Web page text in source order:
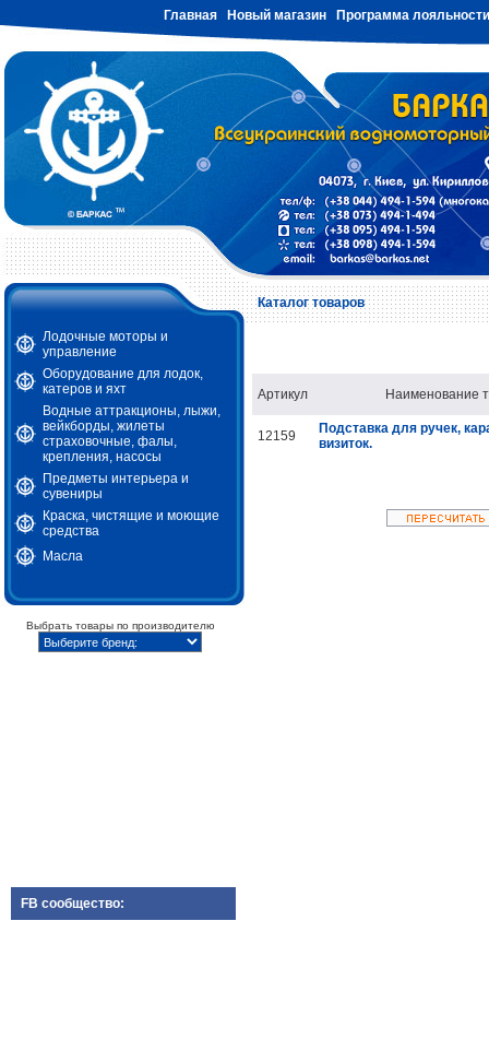
Главная Новый магазин Программа лояльности
Каталог товаров
Лодочные моторы и
управление
Оборудование для лодок,
катеров и яхт
Водные аттракционы, лыжи,
вейкборды, жилеты
страховочные, фалы,
крепления, насосы
Предметы интерьера и
сувениры
Краска, чистящие и моющие
средства
Масла
Выбрать товары по производителю
FB сообщество:
Артикул Наименование
12159
Подставка для ручек,
визиток.